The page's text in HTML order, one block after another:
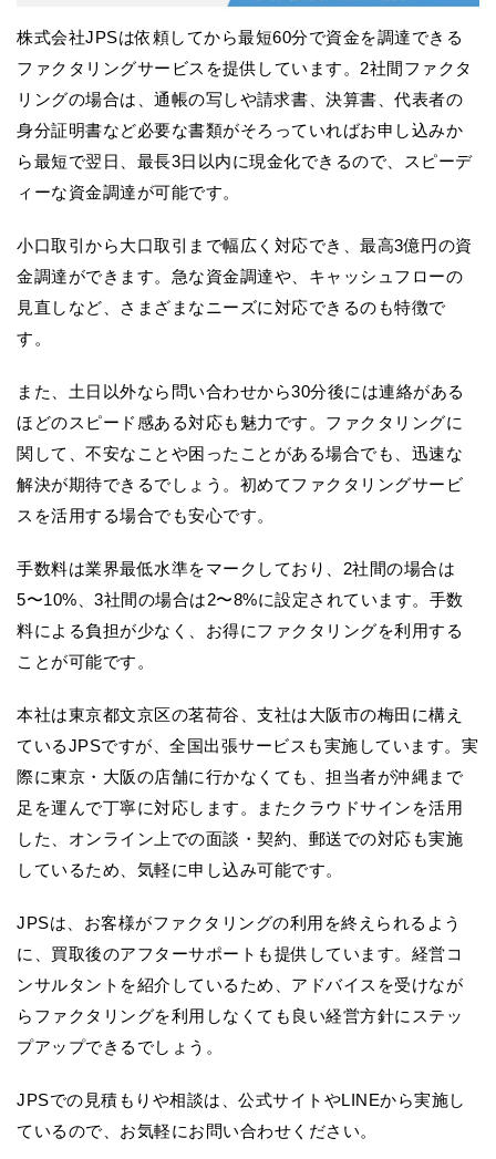
株式会社JPSは依頼してから最短60分で資金を調達できる
ファクタリングサービスを提供しています。2社間ファクタ
リングの場合は、通帳の写しや請求書、決算書、代表者の
身分証明書など必要な書類がそろっていればお申し込みか
ら最短で翌日、最長3日以内に現金化できるので、スピーデ
ィーな資金調達が可能です。
小口取引から大口取引まで幅広く対応でき、最高3億円の資
金調達ができます。急な資金調達や、キャッシュフローの
見直しなど、さまざまなニーズに対応できるのも特徴で
す。
また、土日以外なら問い合わせから30分後には連絡がある
ほどのスピード感ある対応も魅力です。ファクタリングに
関して、不安なことや困ったことがある場合でも、迅速な
解決が期待できるでしょう。初めてファクタリングサービ
スを活用する場合でも安心です。
手数料は業界最低水準をマークしており、2社間の場合は
5〜10%、3社間の場合は2〜8%に設定されています。手数
料による負担が少なく、お得にファクタリングを利用する
ことが可能です。
本社は東京都文京区の茗荷谷、支社は大阪市の梅田に構え
ているJPSですが、全国出張サービスも実施しています。実
際に東京・大阪の店舗に行かなくても、担当者が沖縄まで
足を運んで丁寧に対応します。またクラウドサインを活用
した、オンライン上での面談・契約、郵送での対応も実施
しているため、気軽に申し込み可能です。
JPSは、お客様がファクタリングの利用を終えられるよう
に、買取後のアフターサポートも提供しています。経営コ
ンサルタントを紹介しているため、アドバイスを受けなが
らファクタリングを利用しなくても良い経営方針にステッ
プアップできるでしょう。
JPSでの見積もりや相談は、公式サイトやLINEから実施し
ているので、お気軽にお問い合わせください。